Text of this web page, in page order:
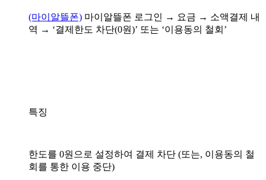
(마이알뜰폰) 마이알뜰폰 로그인 → 요금 → 소액결제 내
역 → ‘결제한도 차단(0원)’ 또는 ‘이용동의 철회’
특징
한도를 0원으로 설정하여 결제 차단 (또는, 이용동의 철
회를 통한 이용 중단)